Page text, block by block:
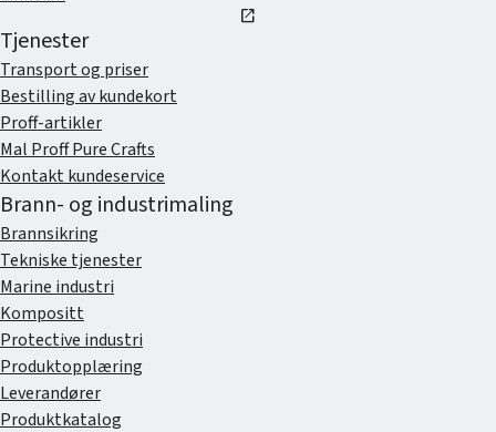
open_in_new
Tjenester
Transport og priser
Bestilling av kundekort
Proff-artikler
Mal Proff Pure Crafts
Kontakt kundeservice
Brann- og industrimaling
Brannsikring
Tekniske tjenester
Marine industri
Kompositt
Protective industri
Produktopplæring
Leverandører
Produktkatalog